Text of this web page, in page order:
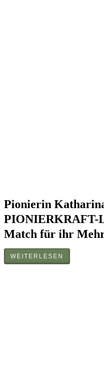
Pionierin
PIONIERKRAFT-
Match für ihr
WEITERLESEN